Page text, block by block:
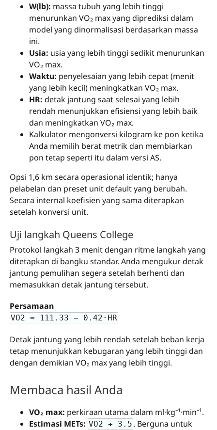
W(lb): massa tubuh yang lebih tinggi
menurunkan VO₂ max yang diprediksi dalam
model yang dinormalisasi berdasarkan massa
ini.
Usia: usia yang lebih tinggi sedikit menurunkan
VO₂ max.
Waktu: penyelesaian yang lebih cepat (menit
yang lebih kecil) meningkatkan VO₂ max.
HR: detak jantung saat selesai yang lebih
rendah menunjukkan efisiensi yang lebih baik
dan meningkatkan VO₂ max.
Kalkulator mengonversi kilogram ke pon ketika
Anda memilih berat metrik dan membiarkan
pon tetap seperti itu dalam versi AS.
Opsi 1,6 km secara operasional identik; hanya
pelabelan dan preset unit default yang berubah.
Secara internal koefisien yang sama diterapkan
setelah konversi unit.
Uji langkah Queens College
Protokol langkah 3 menit dengan ritme langkah yang
ditetapkan di bangku standar. Anda mengukur detak
jantung pemulihan segera setelah berhenti dan
memasukkan detak jantung tersebut.
Persamaan
VO2 = 111.33 − 0.42·HR
Detak jantung yang lebih rendah setelah beban kerja
tetap menunjukkan kebugaran yang lebih tinggi dan
dengan demikian VO₂ max yang lebih tinggi.
Membaca hasil Anda
VO₂ max: perkiraan utama dalam ml·kg⁻¹·min⁻¹.
Estimasi METs: VO2 ÷ 3.5 . Berguna untuk